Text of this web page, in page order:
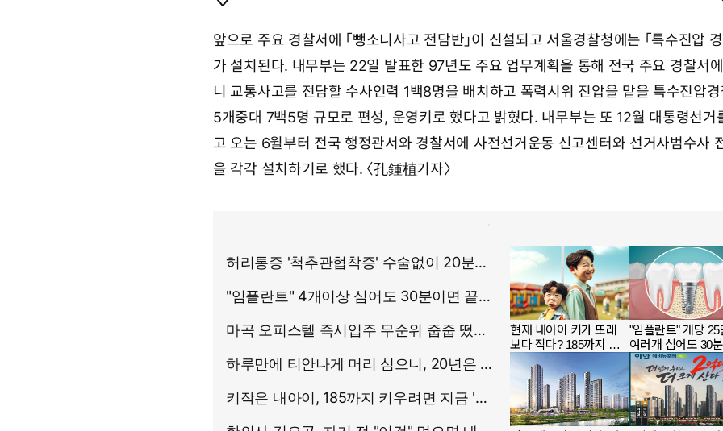
9
2
7
0
시
4
9
요
앞으로 주요 경찰서에 「뺑소니사고 전담반」이 신설되고 서울경찰청에는 「특수진압 경
가 설치된다. 내무부는 22일 발표한 97년도 주요 업무계획을 통해 전국 주요 경찰서
니 교통사고를 전담할 수사인력 1백8명을 배치하고 폭력시위 진압을 맡을 특수진압
5개중대 7백5명 규모로 편성, 운영키로 했다고 밝혔다. 내무부는 또 12월 대통령선거
고 오는 6월부터 전국 행정관서와 경찰서에 사전선거운동 신고센터와 선거사범수사
을 각각 설치하기로 했다. 〈孔鍾植기자〉